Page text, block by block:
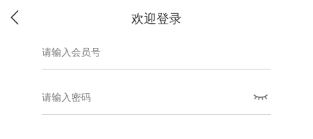
欢迎登录